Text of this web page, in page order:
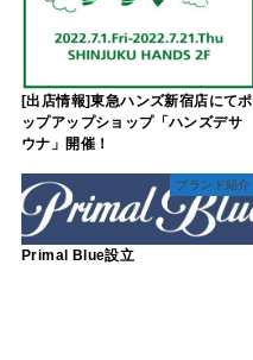
[出店情報]東急ハンズ新宿店にてポ
ップアップショップ「ハンズデサ
ウナ」開催！
ブランド紹介
Primal Blue設立